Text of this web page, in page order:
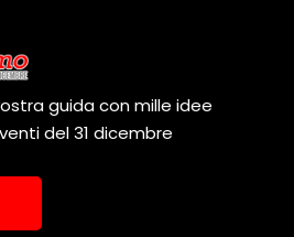
guida con mille idee
del 31 dicembre